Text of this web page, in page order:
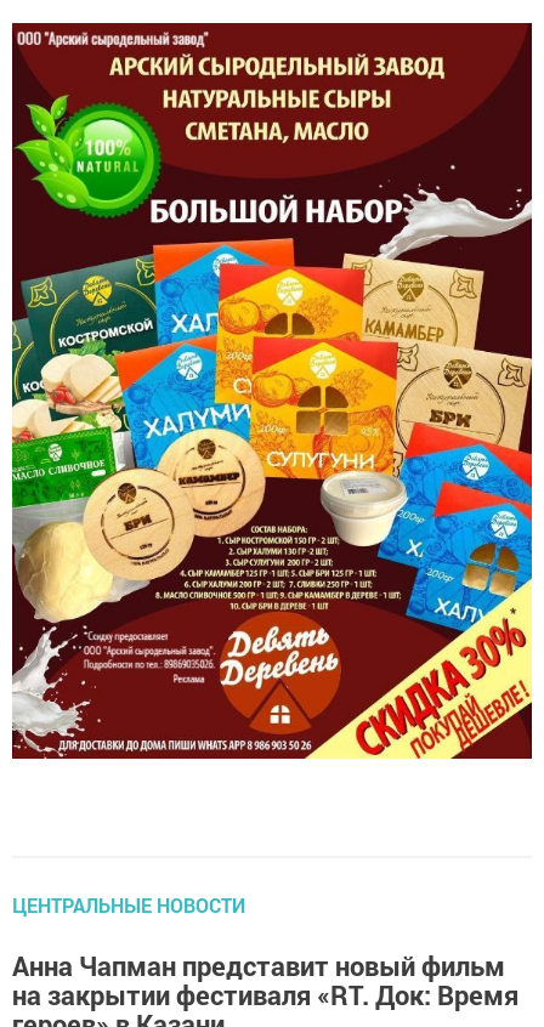
Анна Чапман представит новый фильм
на закрытии фестиваля «RT. Док: Время
героев» в Казани